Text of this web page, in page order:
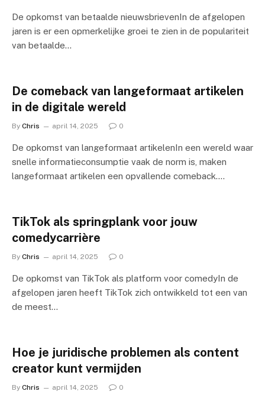
De opkomst van betaalde nieuwsbrievenIn de afgelopen
jaren is er een opmerkelijke groei te zien in de populariteit
van betaalde…
De comeback van langeformaat artikelen
in de digitale wereld
By Chris april 14, 2025 0
De opkomst van langeformaat artikelenIn een wereld waar
snelle informatieconsumptie vaak de norm is, maken
langeformaat artikelen een opvallende comeback.…
TikTok als springplank voor jouw
comedycarrière
By Chris april 14, 2025 0
De opkomst van TikTok als platform voor comedyIn de
afgelopen jaren heeft TikTok zich ontwikkeld tot een van
de meest…
Hoe je juridische problemen als content
creator kunt vermijden
By Chris april 14, 2025 0